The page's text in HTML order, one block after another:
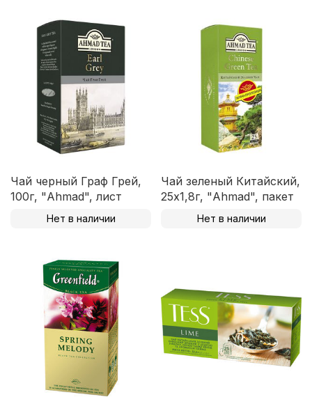
Чай черный Граф Грей,
100г, "Ahmad", лист
Нет в наличии
Чай зеленый Китайский,
25х1,8г, "Ahmad", пакет
Нет в наличии